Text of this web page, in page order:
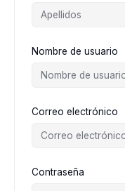
Nombre de usuario
Correo electrónico
Contraseña